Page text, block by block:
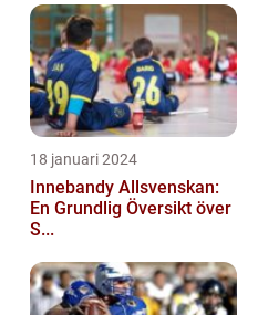
18 januari 2024
Innebandy Allsvenskan:
En Grundlig Översikt över
S...